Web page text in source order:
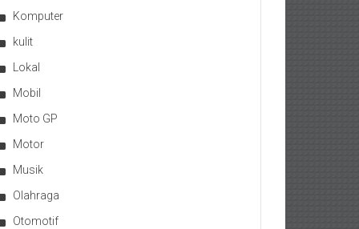
Komputer
kulit
Lokal
Mobil
Moto GP
Motor
Musik
Olahraga
Otomotif